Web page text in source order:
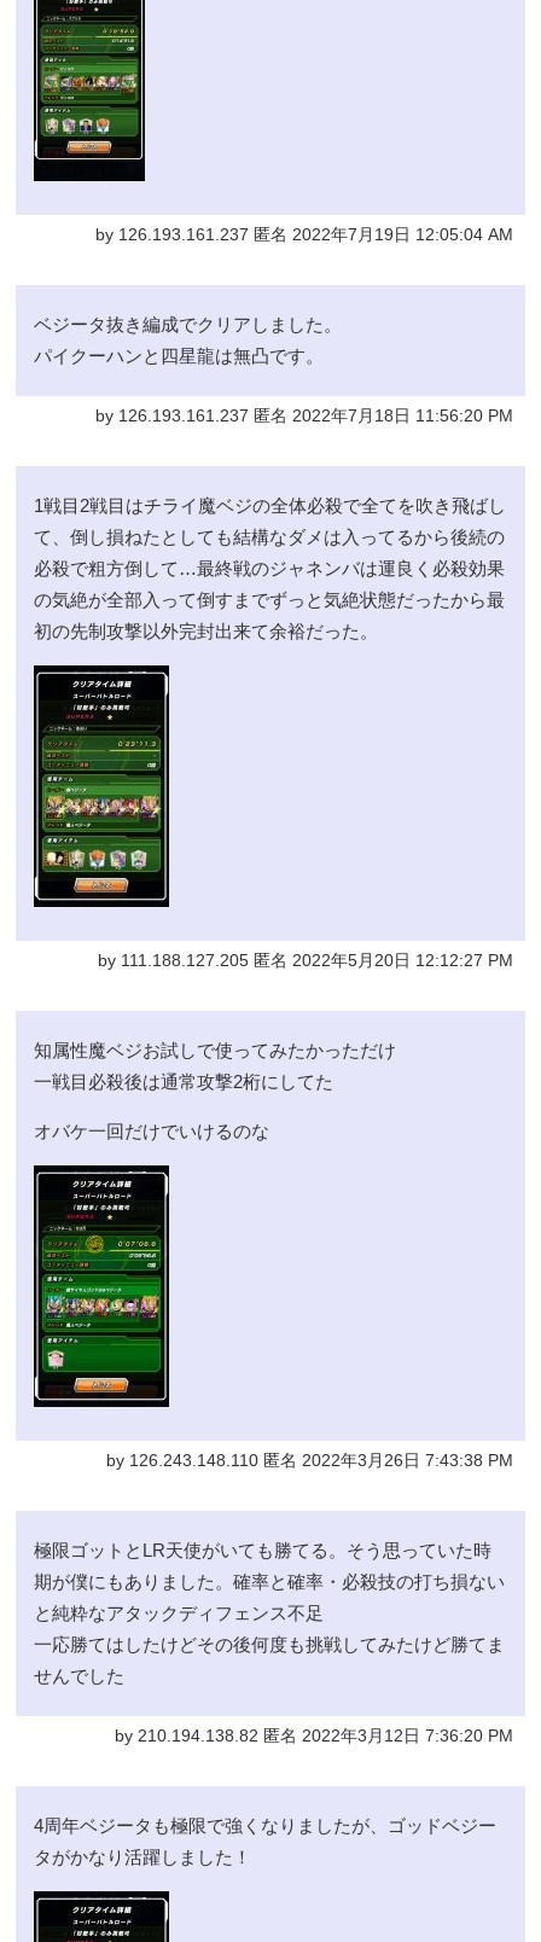
by 126.193.161.237 匿名 2022年7月19日 12:05:04 AM
ベジータ抜き編成でクリアしました。
パイクーハンと四星龍は無凸です。
by 126.193.161.237 匿名 2022年7月18日 11:56:20 PM
1戦目2戦目はチライ魔ベジの全体必殺で全てを吹き飛ばし
て、倒し損ねたとしても結構なダメは入ってるから後続の
必殺で粗方倒して…最終戦のジャネンバは運良く必殺効果
の気絶が全部入って倒すまでずっと気絶状態だったから最
初の先制攻撃以外完封出来て余裕だった。
by 111.188.127.205 匿名 2022年5月20日 12:12:27 PM
知属性魔ベジお試しで使ってみたかっただけ
一戦目必殺後は通常攻撃2桁にしてた
オバケ一回だけでいけるのな
by 126.243.148.110 匿名 2022年3月26日 7:43:38 PM
極限ゴットとLR天使がいても勝てる。そう思っていた時
期が僕にもありました。確率と確率・必殺技の打ち損ない
と純粋なアタックディフェンス不足
一応勝てはしたけどその後何度も挑戦してみたけど勝てま
せんでした
by 210.194.138.82 匿名 2022年3月12日 7:36:20 PM
4周年ベジータも極限で強くなりましたが、ゴッドベジー
タがかなり活躍しました！